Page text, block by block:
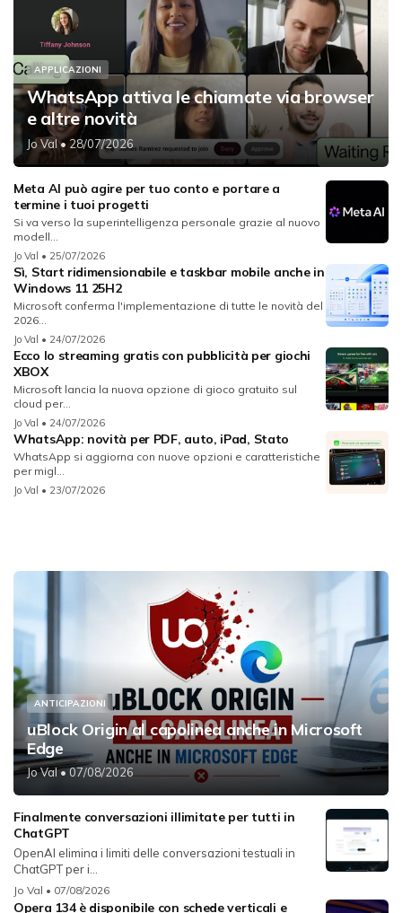
APPLICAZIONI
WhatsApp attiva le chiamate via browser
e altre novità
Jo Val• 28/07/2026
Meta AI può agire per tuo conto e portare a
termine i tuoi progetti
Si va verso la superintelligenza personale grazie al nuovo
modell...
Jo Val • 25/07/2026
Sì, Start ridimensionabile e taskbar mobile anche in
Windows 11 25H2
Microsoft conferma l'implementazione di tutte le novità del
2026...
Jo Val • 24/07/2026
Ecco lo streaming gratis con pubblicità per giochi
XBOX
Microsoft lancia la nuova opzione di gioco gratuito sul
cloud per...
Jo Val • 24/07/2026
WhatsApp: novità per PDF, auto, iPad, Stato
WhatsApp si aggiorna con nuove opzioni e caratteristiche
per migl...
Jo Val • 23/07/2026
ANTICIPAZIONI
uBlock Origin al capolinea anche in Microsoft
Edge
Jo Val• 07/08/2026
Finalmente conversazioni illimitate per tutti in
ChatGPT
OpenAI elimina i limiti delle conversazioni testuali in
ChatGPT per i...
Jo Val • 07/08/2026
Opera 134 è disponibile con schede verticali e